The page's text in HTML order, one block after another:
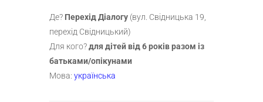
Де? Перехід Діалогу (вул. Свідницька 19,
перехід Свідницький)
Для кого?для дітей від 6 років разом із
батьками/опікунами
Мова: українська